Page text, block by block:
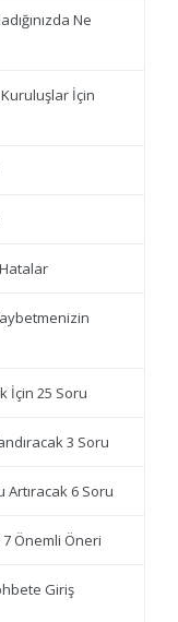
Ne
İçin
İçin 25 Soru
3 Soru
Artıracak 6 Soru
Önemli Öneri
Giriş